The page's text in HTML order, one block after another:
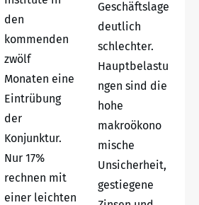
den
kommenden
zwölf
Monaten eine
Eintrübung
der
Konjunktur.
Nur 17%
rechnen mit
einer leichten
Geschäftslage
deutlich
schlechter.
Hauptbelastu
ngen sind die
hohe
makroökono
mische
Unsicherheit,
gestiegene